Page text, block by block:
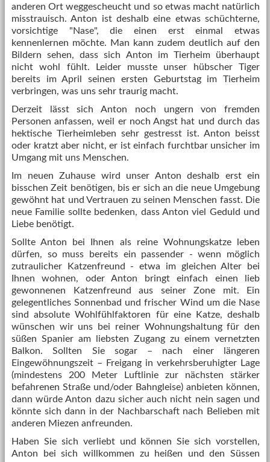
anderen Ort weggescheucht und so etwas macht natürlich
misstrauisch. Anton ist deshalb eine etwas schüchterne,
vorsichtige "Nase", die einen erst einmal etwas
kennenlernen möchte. Man kann zudem deutlich auf den
Bildern sehen, dass sich Anton im Tierheim überhaupt
nicht wohl fühlt. Leider musste unser hübscher Tiger
bereits im April seinen ersten Geburtstag im Tierheim
verbringen, was uns sehr traurig macht.
Derzeit lässt sich Anton noch ungern von fremden
Personen anfassen, weil er noch Angst hat und durch das
hektische Tierheimleben sehr gestresst ist. Anton beisst
oder kratzt aber nicht, er ist einfach furchtbar unsicher im
Umgang mit uns Menschen.
Im neuen Zuhause wird unser Anton deshalb erst ein
bisschen Zeit benötigen, bis er sich an die neue Umgebung
gewöhnt hat und Vertrauen zu seinen Menschen fasst. Die
neue Familie sollte bedenken, dass Anton viel Geduld und
Liebe benötigt.
Sollte Anton bei Ihnen als reine Wohnungskatze leben
dürfen, so muss bereits ein passender - wenn möglich
zutraulicher Katzenfreund - etwa im gleichen Alter bei
Ihnen wohnen, oder Anton bringt einfach einen lieb
gewonnenen Katzenfreund aus seiner Zone mit. Ein
gelegentliches Sonnenbad und frischer Wind um die Nase
sind absolute Wohlfühlfaktoren für eine Katze, deshalb
wünschen wir uns bei reiner Wohnungshaltung für den
süßen Spanier am liebsten Zugang zu einem vernetzten
Balkon. Sollten Sie sogar – nach einer längeren
Eingewöhnungszeit – Freigang in verkehrsberuhigter Lage
(mindestens 200 Meter Luftlinie zur nächsten stärker
befahrenen Straße und/oder Bahngleise) anbieten können,
dann würde Anton dazu sicher auch nicht nein sagen und
könnte sich dann in der Nachbarschaft nach Belieben mit
anderen Miezen anfreunden.
Haben Sie sich verliebt und können Sie sich vorstellen,
Anton bei sich willkommen zu heißen und den Süssen